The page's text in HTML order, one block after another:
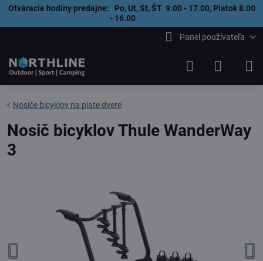
Otváracie hodiny predajne: Po, Ut, St, ŠT 9.00 - 17.00, Piatok 8.00
- 16.00
Panel používateľa
Nosiče bicyklov na piate dvere
Nosič bicyklov Thule WanderWay
3